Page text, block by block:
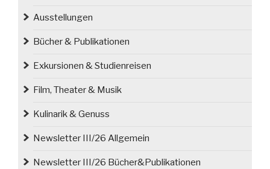
zur Ausstellungen
Bücher & Publikationen
Exkursionen & Studienreisen
Film, Theater & Musik
Kulinarik & Genuss
Newsletter III/26 Allgemein
Newsletter III/26 Bücher&Publikationen